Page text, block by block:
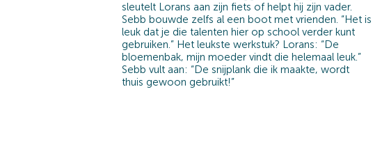
sleutelt Lorans aan zijn fiets of helpt hij zijn vader.
Sebb bouwde zelfs al een boot met vrienden. “Het is
leuk dat je die talenten hier op school verder kunt
gebruiken.” Het leukste werkstuk? Lorans: “De
bloemenbak, mijn moeder vindt die helemaal leuk.”
Sebb vult aan: “De snijplank die ik maakte, wordt
thuis gewoon gebruikt!”